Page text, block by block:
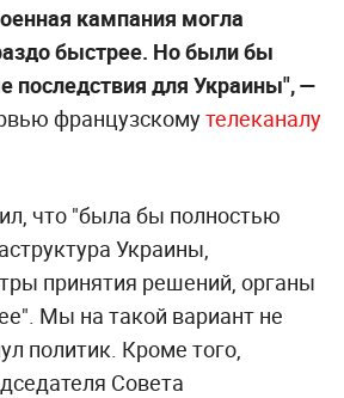
кампания могла
быстрее. Но были бы
последствия для Украины", —
французскомутелеканалу
что "была бы полностью
Украины,
принятия решений, органы
Мы на такой вариант не
политик. Кроме того,
Совета